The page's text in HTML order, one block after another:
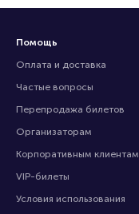
Помощь
Оплата и доставка
Частые вопросы
Перепродажа билетов
Организаторам
Корпоративным клиентам
VIP-билеты
Условия использования